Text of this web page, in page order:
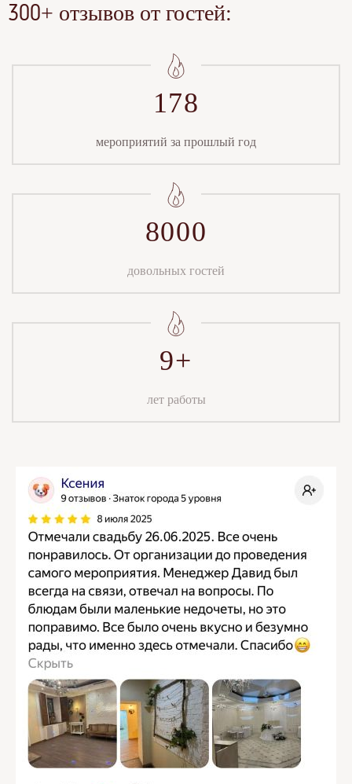
300+ отзывов от гостей:
178
мероприятий за прошлый год
8000
довольных гостей
9+
лет работы